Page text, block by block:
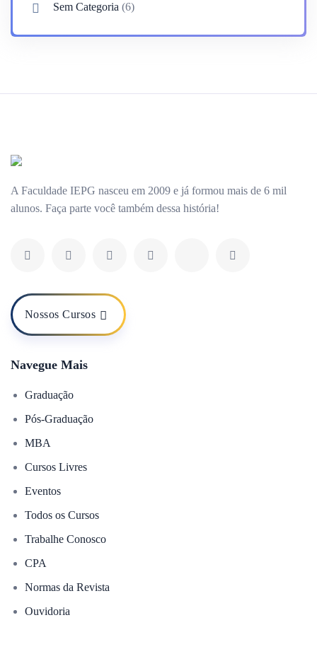
Sem Categoria (6)
A Faculdade IEPG nasceu em 2009 e já formou mais de 6 mil
alunos. Faça parte você também dessa história!
Nossos Cursos
Navegue Mais
Graduação
Pós-Graduação
MBA
Cursos Livres
Eventos
Todos os Cursos
Trabalhe Conosco
CPA
Normas da Revista
Ouvidoria